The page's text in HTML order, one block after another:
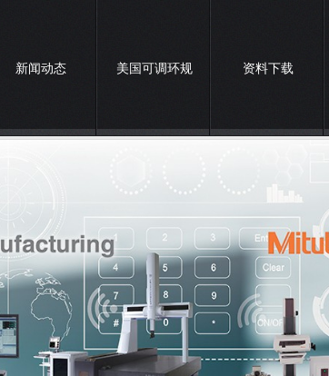
新闻动态 美国可调环规 资料下载